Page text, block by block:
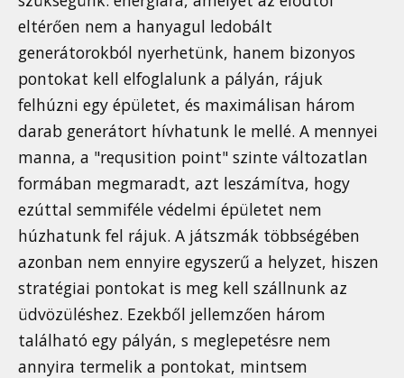
eltérően nem a hanyagul ledobált
generátorokból nyerhetünk, hanem bizonyos
pontokat kell elfoglalunk a pályán, rájuk
felhúzni egy épületet, és maximálisan három
darab generátort hívhatunk le mellé. A mennyei
manna, a "requsition point" szinte változatlan
formában megmaradt, azt leszámítva, hogy
ezúttal semmiféle védelmi épületet nem
húzhatunk fel rájuk. A játszmák többségében
azonban nem ennyire egyszerű a helyzet, hiszen
stratégiai pontokat is meg kell szállnunk az
üdvözüléshez. Ezekből jellemzően három
található egy pályán, s meglepetésre nem
annyira termelik a pontokat, mintsem